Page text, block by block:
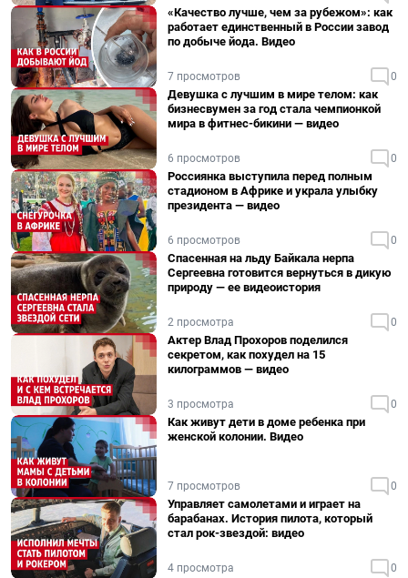
«Качество лучше, чем за рубежом»: как
работает единственный в России завод
по добыче йода. Видео
7 просмотров 0
Девушка с лучшим в мире телом: как
бизнесвумен за год стала чемпионкой
мира в фитнес-бикини — видео
6 просмотров 0
Россиянка выступила перед полным
стадионом в Африке и украла улыбку
президента — видео
6 просмотров 0
Спасенная на льду Байкала нерпа
Сергеевна готовится вернуться в дикую
природу — ее видеоистория
2 просмотра 0
Актер Влад Прохоров поделился
секретом, как похудел на 15
килограммов — видео
3 просмотра 0
Как живут дети в доме ребенка при
женской колонии. Видео
7 просмотров 0
Управляет самолетами и играет на
барабанах. История пилота, который
стал рок-звездой: видео
4 просмотра 0